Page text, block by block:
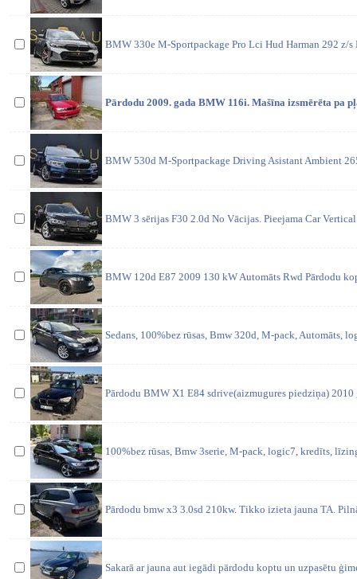
BMW 330e M-Sportpackage Pro Lci Hud Harman 292 z/
Pārdodu 2009. gada BMW 116i. Mašīna izsmērēta pa
BMW 530d M-Sportpackage Driving Asistant Ambient
BMW 3 sērijas F30 2.0d No Vācijas. Pieejama Car
BMW 120d E87 2009 130 kW Automāts Rwd Pārdodu
Sedans, 100%bez rūsas, Bmw 320d, M-pack, Automāts,
Pārdodu BMW X1 E84 sdrive(aizmugures piedziņa) 2010
100%bez rūsas, Bmw 3serie, M-pack, logic7, kredīts,
Pārdodu bmw x3 3.0sd 210kw. Tikko izieta jauna TA.
Sakarā ar jauna aut iegādi pārdodu koptu un uzpasētu